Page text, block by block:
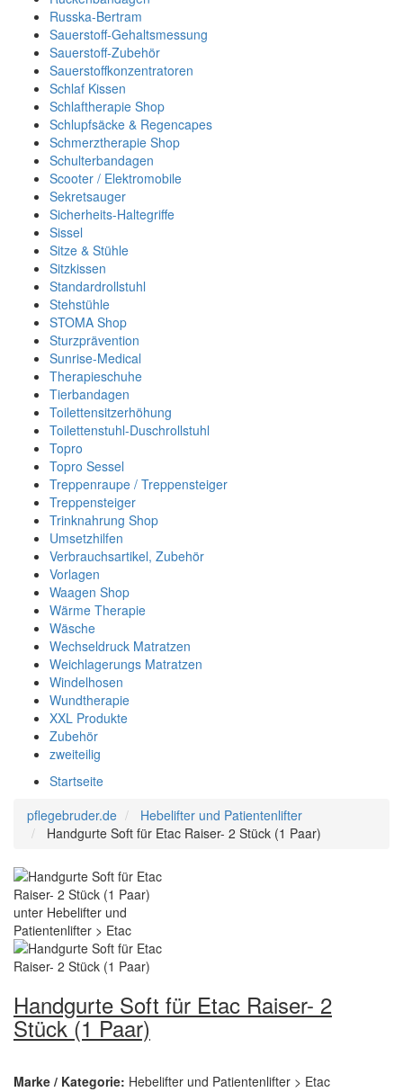
Russka-Bertram
Sauerstoff-Gehaltsmessung
Sauerstoff-Zubehör
Sauerstoffkonzentratoren
Schlaf Kissen
Schlaftherapie Shop
Schlupfsäcke & Regencapes
Schmerztherapie Shop
Schulterbandagen
Scooter / Elektromobile
Sekretsauger
Sicherheits-Haltegriffe
Sissel
Sitze & Stühle
Sitzkissen
Standardrollstuhl
Stehstühle
STOMA Shop
Sturzprävention
Sunrise-Medical
Therapieschuhe
Tierbandagen
Toilettensitzerhöhung
Toilettenstuhl-Duschrollstuhl
Topro
Topro Sessel
Treppenraupe / Treppensteiger
Treppensteiger
Trinknahrung Shop
Umsetzhilfen
Verbrauchsartikel, Zubehör
Vorlagen
Waagen Shop
Wärme Therapie
Wäsche
Wechseldruck Matratzen
Weichlagerungs Matratzen
Windelhosen
Wundtherapie
XXL Produkte
Zubehör
zweiteilig
Startseite
pflegebruder.de
Hebelifter und Patientenlifter
Handgurte Soft für Etac Raiser- 2 Stück (1 Paar)
Handgurte Soft für Etac Raiser- 2
Stück (1 Paar)
Marke / Kategorie: Hebelifter und Patientenlifter > Etac